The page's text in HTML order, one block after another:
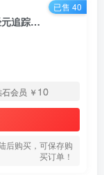
NeuronStudio 安装包｜Win英文版｜神经元追踪软件 ｜下载及安装教程
石会员 ￥ 10
后购买，可保存购
买订单！
已售 40